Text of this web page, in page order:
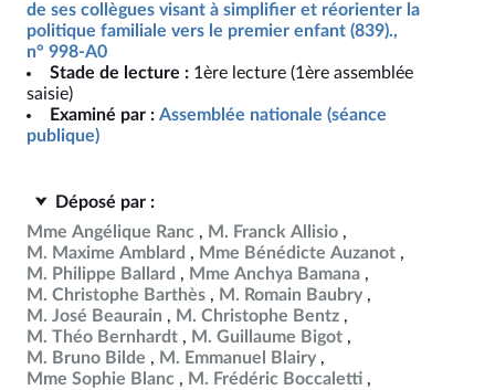
de ses collègues visant à simplifier et réorienter la
politique familiale vers le premier enfant (839).,
n° 998-A0
Stade de lecture : 1ère lecture (1ère assemblée
saisie)
Examiné par : Assemblée nationale (séance
publique)
Déposé par :
Mme Angélique Ranc
M. Franck Allisio
M. Maxime Amblard
Mme Bénédicte Auzanot
M. Philippe Ballard
Mme Anchya Bamana
M. Christophe Barthès
M. Romain Baubry
M. José Beaurain
M. Christophe Bentz
M. Théo Bernhardt
M. Guillaume Bigot
M. Bruno Bilde
M. Emmanuel Blairy
Mme Sophie Blanc
M. Frédéric Boccaletti